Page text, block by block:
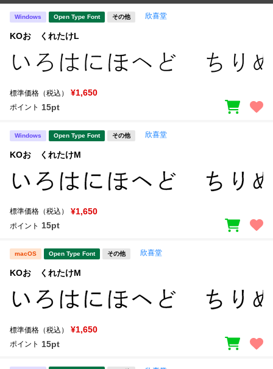
Windows Open Type Font その他 欣喜堂
KOおゝくれたけL
標準価格（税込） ¥1,650
ポイント 15pt
Windows Open Type Font その他 欣喜堂
KOおゝくれたけM
標準価格（税込） ¥1,650
ポイント 15pt
macOS Open Type Font その他 欣喜堂
KOおゝくれたけM
標準価格（税込） ¥1,650
ポイント 15pt